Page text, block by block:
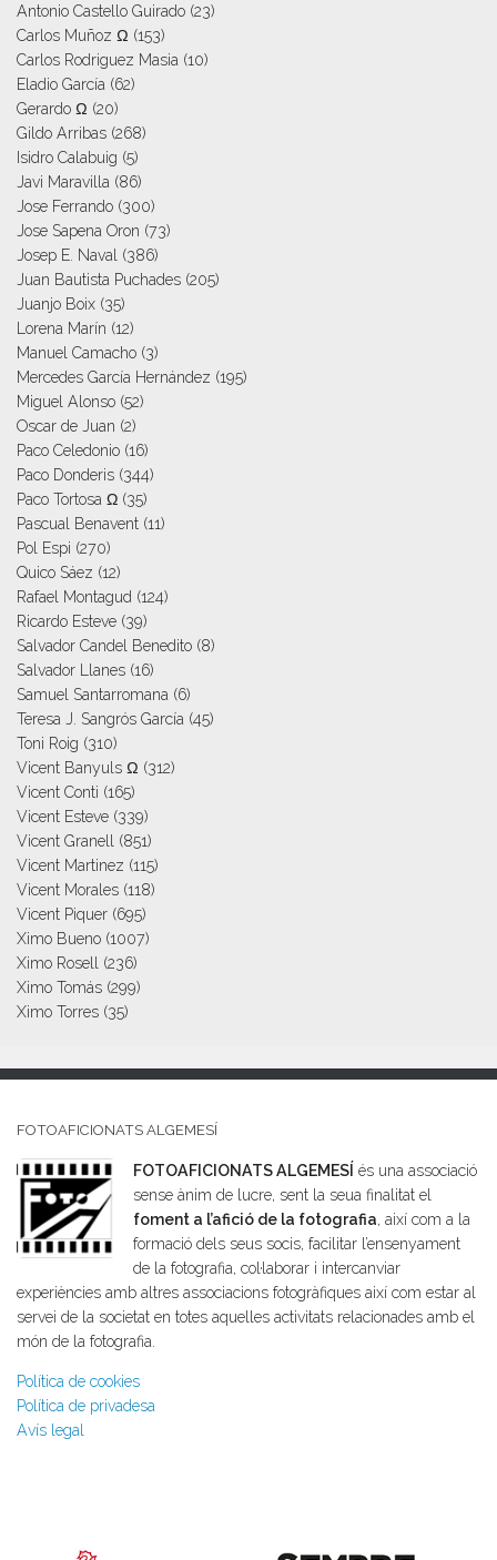
Antonio Castello Guirado (23)
Carlos Muñoz Ω (153)
Carlos Rodriguez Masia (10)
Eladio García (62)
Gerardo Ω (20)
Gildo Arribas (268)
Isidro Calabuig (5)
Javi Maravilla (86)
Jose Ferrando (300)
Jose Sapena Oron (73)
Josep E. Naval
(386)
Juan Bautista Puchades (205)
Juanjo Boix (35)
Lorena Marín (12)
Manuel Camacho (3)
Mercedes García Hernández (195)
Miguel Alonso (52)
Oscar de Juan (2)
Paco Celedonio (16)
Paco Donderis (344)
Paco Tortosa Ω (35)
Pascual Benavent (11)
Pol Espi (270)
Quico Sáez (12)
Rafael Montagud (124)
Ricardo Esteve (39)
Salvador Candel Benedito (8)
Salvador Llanes (16)
Samuel Santarromana (6)
Teresa J. Sangrós García (45)
Toni Roig (310)
Vicent Banyuls Ω (312)
Vicent Conti (165)
Vicent Esteve (339)
Vicent Granell
(851)
Vicent Martinez (115)
Vicent Morales (118)
Vicent Piquer (695)
Ximo Bueno (1007)
Ximo Rosell
(236)
Ximo Tomás (299)
Ximo Torres (35)
FOTOAFICIONATS ALGEMESÍ
FOTOAFICIONATS ALGEMESÍ és una associació
sense ànim de lucre, sent la seua finalitat el
foment a l’afició de la fotografia, així com a la
formació dels seus socis, facilitar l’ensenyament
de la fotografia, col·laborar i intercanviar
experiències amb altres associacions fotogràfiques així com estar al
servei de la societat en totes aquelles activitats relacionades amb el
món de la fotografia.
Política de cookies
Política de privadesa
Avís legal